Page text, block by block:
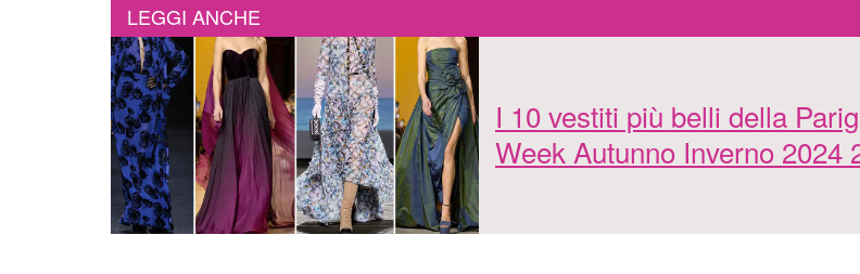
LEGGI ANCHE
I 10 vestiti più belli della
Week Autunno Inverno 2024